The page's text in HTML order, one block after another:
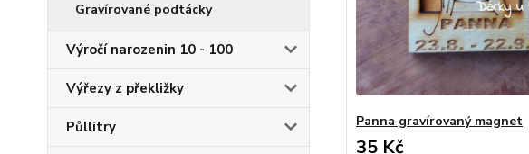
Gravírované podtácky
Výročí narozenin 10 - 100
Výřezy z překližky
Půllitry Panna gravírovaný magnet
35 Kč